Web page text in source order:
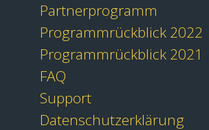
Partnerprogramm
Programmrückblick 2022
Programmrückblick 2021
FAQ
Support
Datenschutzerklärung